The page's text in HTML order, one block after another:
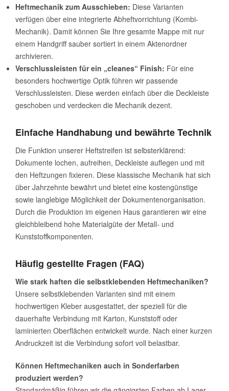
Heftmechanik zum Ausschieben: Diese Varianten
verfügen über eine integrierte Abheftvorrichtung (Kombi-
Mechanik). Damit können Sie Ihre gesamte Mappe mit nur
einem Handgriff sauber sortiert in einem Aktenordner
archivieren.
Verschlussleisten für ein „cleanes“ Finish: Für eine
besonders hochwertige Optik führen wir passende
Verschlussleisten. Diese werden einfach über die Deckleiste
geschoben und verdecken die Mechanik dezent.
Einfache Handhabung und bewährte Technik
Die Funktion unserer Heftstreifen ist selbsterklärend:
Dokumente lochen, aufreihen, Deckleiste auflegen und mit
den Heftzungen fixieren. Diese klassische Mechanik hat sich
über Jahrzehnte bewährt und bietet eine kostengünstige
sowie langlebige Möglichkeit der Dokumentenorganisation.
Durch die Produktion im eigenen Haus garantieren wir eine
gleichbleibend hohe Materialgüte der Metall- und
Kunststoffkomponenten.
Häufig gestellte Fragen (FAQ)
Wie stark haften die selbstklebenden Heftmechaniken?
Unsere selbstklebenden Varianten sind mit einem
hochwertigen Kleber ausgestattet, der speziell für die
dauerhafte Verbindung mit Karton, Kunststoff oder
laminierten Oberflächen entwickelt wurde. Nach einer kurzen
Andruckzeit ist die Verbindung sofort voll belastbar.
Können Heftmechaniken auch in Sonderfarben
produziert werden?